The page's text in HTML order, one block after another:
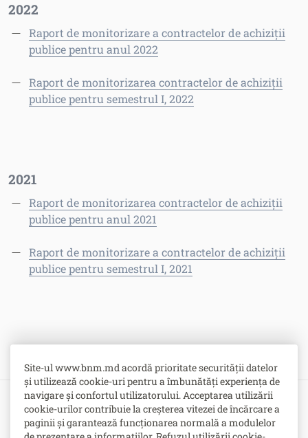
Site-ul www.bnm.md acordă prioritate securității datelor
și utilizează cookie-uri pentru a îmbunătăți experiența de
navigare și confortul utilizatorului. Acceptarea utilizării
cookie-urilor contribuie la creșterea vitezei de încărcare a
paginii și garantează funcționarea normală a modulelor
2022
Raport de monitorizare a contractelor de achiziții
publice pentru anul 2022
Raport de monitorizarea contractelor de achiziții
publice pentru semestrul I, 2022
2021
Raport de monitorizarea contractelor de achiziții
publice pentru anul 2021
Raport de monitorizare a contractelor de achiziții
publice pentru semestrul I, 2021
Bulevardul Grigore Vieru nr. 1,
MD-2005, Chişinău, Republica Moldova